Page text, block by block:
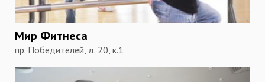
Мир Фитнеса
пр. Победителей, д. 20, к.1